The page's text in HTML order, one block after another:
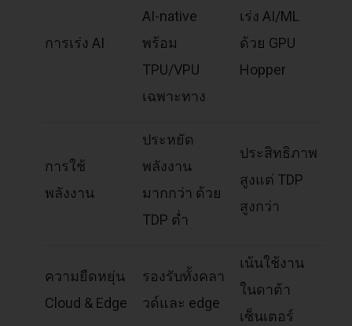
การเร่ง AI
AI-native
พร้อม
TPU/VPU
เฉพาะทาง
เร่ง AI/ML
ด้วย GPU
Hopper
การใช้
พลังงาน
ประหยัด
พลังงาน
มากกว่า ด้วย
TDP ต่ำ
ประสิทธิภาพ
สูงแต่ TDP
สูงกว่า
ความยืดหยุ่น
Cloud & Edge
รองรับทั้งคลา
วด์และ edge
เน้นใช้งาน
ในดาต้า
เซ็นเตอร์